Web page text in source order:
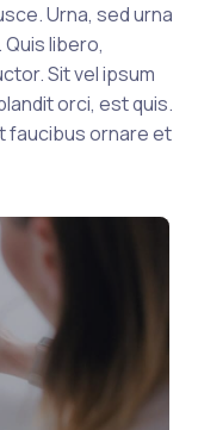
Urna, sed urna
libero,
Sit vel ipsum
orci, est quis.
faucibus ornare et